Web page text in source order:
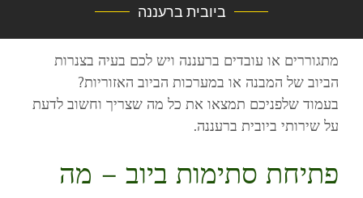
ביובית ברעננה
מתגוררים או עובדים ברעננה ויש לכם בעיה בצנרות
הביוב של המבנה או במערכות הביוב האזוריות?
בעמוד שלפניכם תמצאו את כל מה שצריך וחשוב לדעת
על שירותי ביובית ברעננה.
פתיחת סתימות ביוב – מה